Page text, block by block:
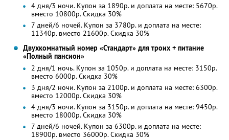
4 дня/3 ночи. Купон за 1890р. и доплата на месте: 5670р.
вместо 10800р. Скидка 30%
7 дней/6 ночей. Купон за 3780р. и доплата на месте:
11340р. вместо 21600р. Скидка 30%
Двухкомнатный номер «Стандарт» для троих + питание
«Полный пансион»
2 дня/1 ночь. Купон за 1050р. и доплата на месте: 3150р.
вместо 6000р.Скидка 30%
3 дня/2 ночи. Купон за 2100р. и доплата на месте: 6300р.
вместо 12000р. Скидка 30%
4 дня/3 ночи. Купон за 3150р. и доплата на месте: 9450р.
вместо 18000р. Скидка 30%
7 дней/6 ночей. Купон за 6300р. и доплата на месте:
18900р. вместо 36000р. Скидка 30%